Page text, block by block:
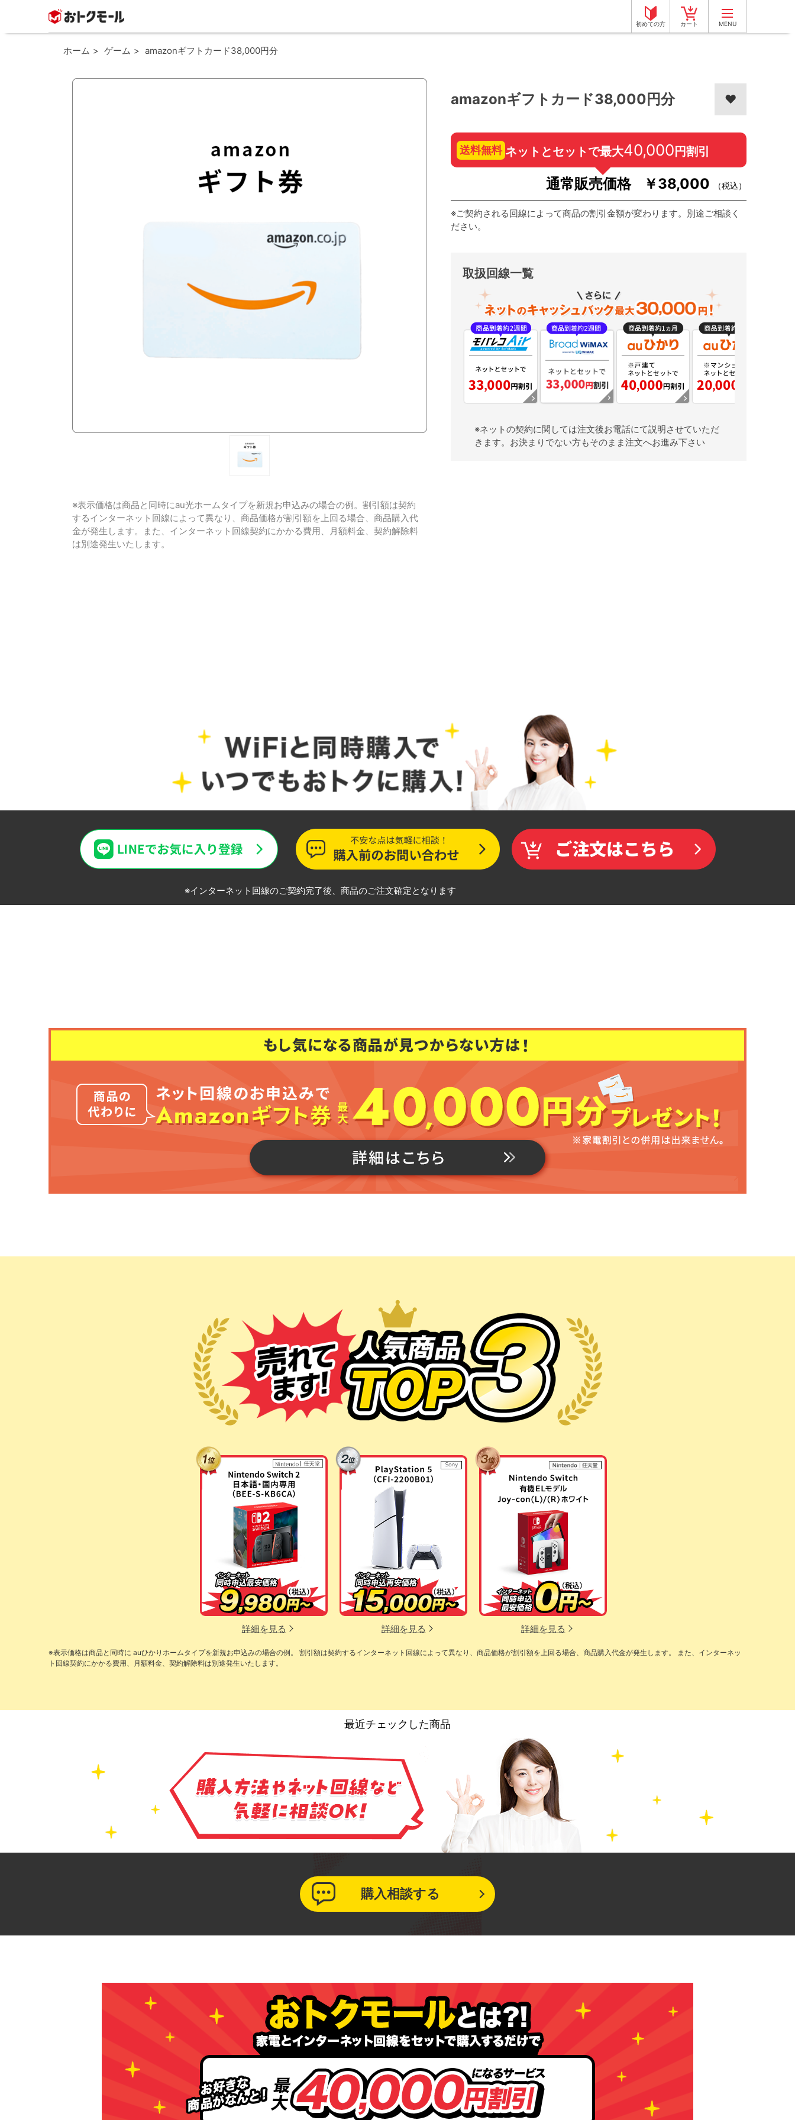
MENU
初めての方 カート
ホーム > ゲーム > amazonギフトカード38,000円分
※表示価格は商品と同時にau光ホームタイプを新規お申込みの場合の例。割引額は契約
するインターネット回線によって異なり、商品価格が割引額を上回る場合、商品購入代
金が発生します。また、インターネット回線契約にかかる費用、月額料金、契約解除料
は別途発生いたします。
amazonギフトカード38,000円分
￥38,000
送料無料 ネットとセットで最大40,000 円割引
取扱回線一覧
※ネットの契約に関しては注文後お電話にて説明させていただ
きます。お決まりでない方もそのまま注文へお進み下さい
買い物かごへ入れる
この商品について問い合わせる
LINEでお気に入り登録
詳細を見る 詳細を見る 詳細を見る
※表示価格は商品と同時に auひかりホームタイプを新規お申込みの場合の例。 割引額は契約するインターネット回線によって異なり、商品価格が割引額を上回る場合、商品購入代金が発生します。 また、インターネッ
ト回線契約にかかる費用、月額料金、契約解除料は別途発生いたします。
最近チェックした商品
購入相談する